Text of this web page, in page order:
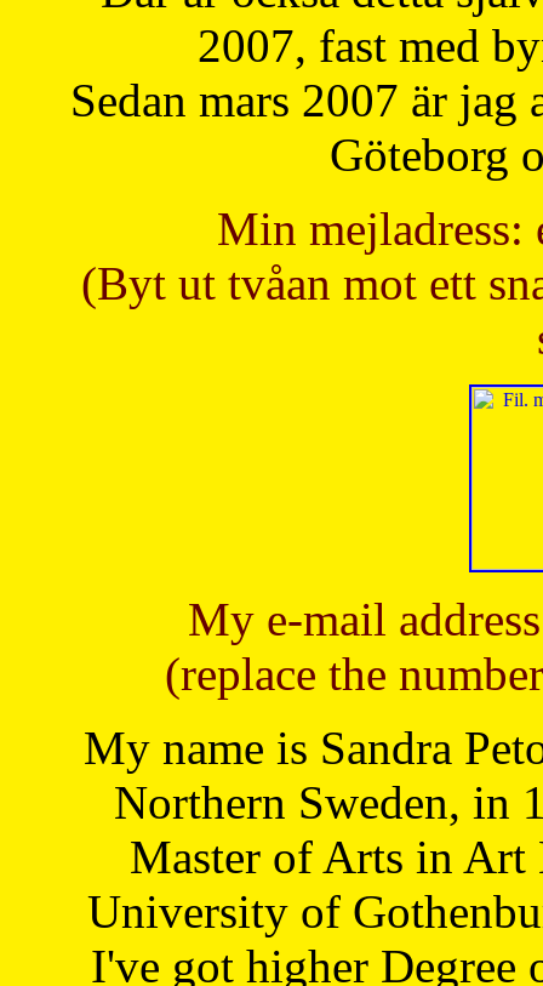
2007, fast med
Sedan mars 2007 är
Göteborg
Min mejladress:
(Byt ut tvåan mot ett
My e-mail
(replace the
My name is Sandra
Northern Sweden, in
Master of Arts in Art
University of
I've got higher Degree